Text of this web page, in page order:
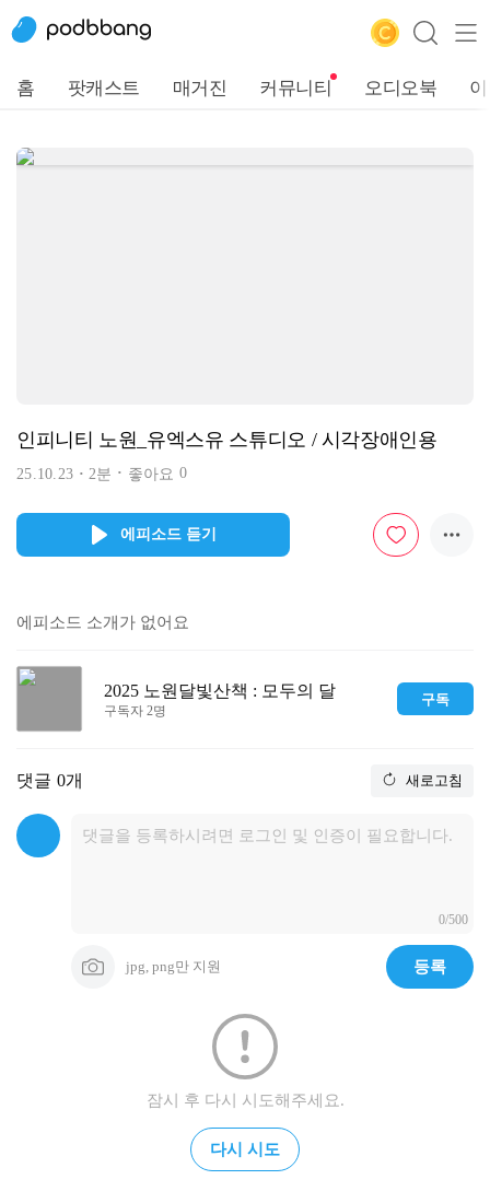
홈 팟캐스트 매거진 커뮤니티 오디오북
인피니티 노원_유엑스유 스튜디오 / 시각장애인용
25.10.23 2분 좋아요 0
에피소드 듣기
에피소드 소개가 없어요
2025 노원달빛산책 : 모두의 달
구독자 2명
구독
댓글 0개 새로고침
0/500
jpg, png만 지원 등록
잠시 후 다시 시도해주세요.
다시 시도